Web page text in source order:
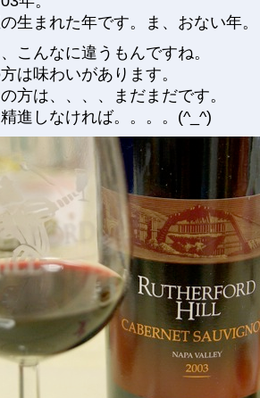
生まれた年です。ま、おない年。
こんなに違うもんですね。
は味わいがあります。
方は、、、、まだまだです。
進しなければ。。。。(^_^)